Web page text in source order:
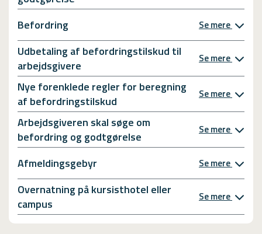
Befordring
Se mere
Udbetaling af befordringstilskud til
arbejdsgivere
Se mere
Nye forenklede regler for beregning
af befordringstilskud
Se mere
Arbejdsgiveren skal søge om
befordring og godtgørelse
Se mere
Afmeldingsgebyr Se mere
Overnatning på kursisthotel eller
campus
Se mere